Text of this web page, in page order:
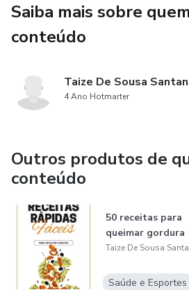
Saiba mais sobre
conteúdo
Taize De Sousa
4 Ano Hotmarter
Outros produtos de
conteúdo
50 receitas para
queimar gordura
Taize De Sousa
Saúde e Esportes